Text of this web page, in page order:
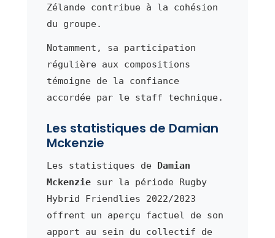
Zélande contribue à la cohésion
du groupe.
Notamment, sa participation
régulière aux compositions
témoigne de la confiance
accordée par le staff technique.
Les statistiques de Damian
Mckenzie
Les statistiques de Damian
Mckenziesur la période Rugby
Hybrid Friendlies 2022/2023
offrent un aperçu factuel de son
apport au sein du collectif de